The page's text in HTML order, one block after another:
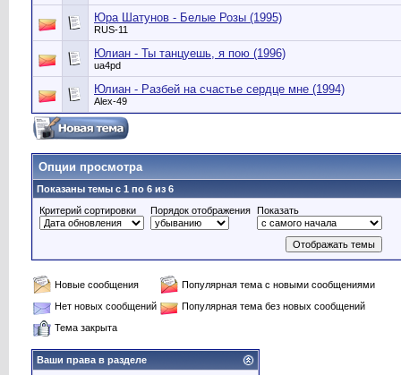
Юра Шатунов ‎- Белые Розы (1995)
RUS-11
Юлиан - Ты танцуешь, я пою (1996)
ua4pd
Юлиан - Разбей на счастье сердце мне (1994)
Alex-49
Опции просмотра
Показаны темы с 1 по 6 из 6
Критерий сортировки
Порядок отображения Показать
Новые сообщения
Популярная тема с новыми сообщениями
Нет новых сообщений
Популярная тема без новых сообщений
Тема закрыта
Ваши права в разделе